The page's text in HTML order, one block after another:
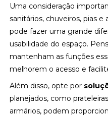
Uma consideração
sanitários, chuveiros, pias
pode fazer uma grande
usabilidade do espaço.
mantenham as funções
melhorem o acesso e
Além disso, opte por
planejados, como
armários, podem